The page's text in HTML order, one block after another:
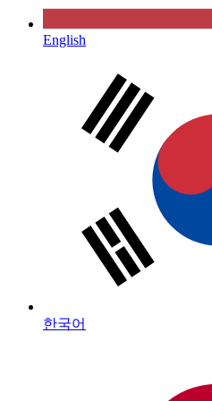
English
한국어